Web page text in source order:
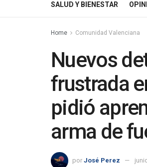
SALUD Y BIENESTAR
Home Comunidad Valenciana
Nuevos
frustrada
pidió
arma de
por José Perez